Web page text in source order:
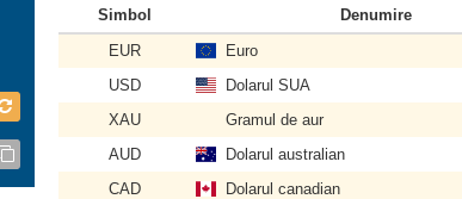
Simbol Denumire
EUR
Euro
USD
Dolarul SUA
XAU
Gramul de aur
AUD
Dolarul australian
CAD
Dolarul canadian